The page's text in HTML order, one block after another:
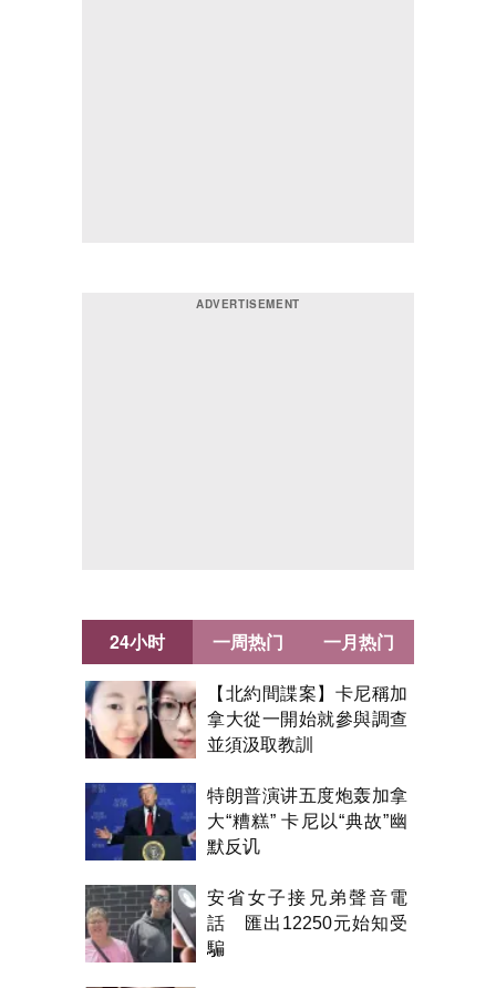
24小时
【北約間諜案】卡尼稱加
拿大從一開始就參與調查
並須汲取教訓
特朗普演讲五度炮轰加拿
大“糟糕” 卡尼以“典故”幽
默反讥
安省女子接兄弟聲音電
話 匯出12250元始知受
騙
一周热门 一月热门